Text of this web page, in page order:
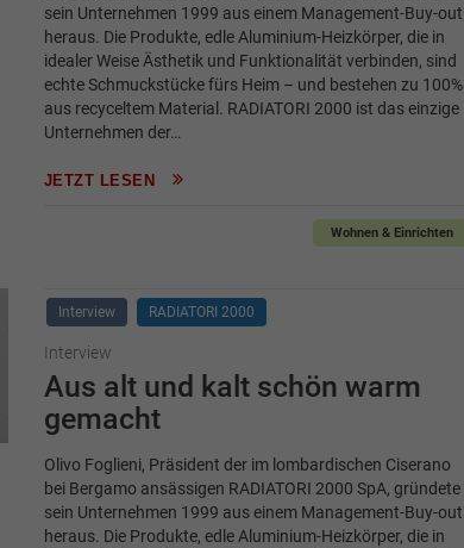
sein Unternehmen 1999 aus einem Management-Buy-out
heraus. Die Produkte, edle Aluminium-Heizkörper, die in
idealer Weise Ästhetik und Funktionalität verbinden, sind
echte Schmuckstücke fürs Heim – und bestehen zu 100%
aus recyceltem Material. RADIATORI 2000 ist das einzige
Unternehmen der…
JETZT LESEN
Wohnen & Einrichten
Interview RADIATORI 2000
Interview
Aus alt und kalt schön warm
gemacht
Olivo Foglieni, Präsident der im lombardischen Ciserano
bei Bergamo ansässigen RADIATORI 2000 SpA, gründete
sein Unternehmen 1999 aus einem Management-Buy-out
heraus. Die Produkte, edle Aluminium-Heizkörper, die in